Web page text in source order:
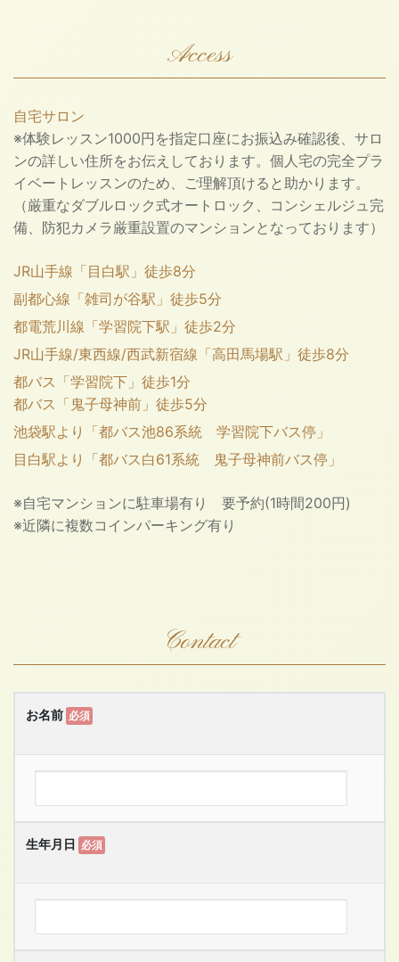
Access
自宅サロン
※体験レッスン1000円を指定口座にお振込み確認後、サロ
ンの詳しい住所をお伝えしております。個人宅の完全プラ
イベートレッスンのため、ご理解頂けると助かります。
（厳重なダブルロック式オートロック、コンシェルジュ完
備、防犯カメラ厳重設置のマンションとなっております）
JR山手線「目白駅」徒歩8分
副都心線「雑司が谷駅」徒歩5分
都電荒川線「学習院下駅」徒歩2分
JR山手線/東西線/西武新宿線「高田馬場駅」徒歩8分
都バス「学習院下」徒歩1分
都バス「鬼子母神前」徒歩5分
池袋駅より「都バス池86系統 学習院下バス停」
目白駅より「都バス白61系統 鬼子母神前バス停」
※自宅マンションに駐車場有り 要予約(1時間200円)
※近隣に複数コインパーキング有り
Contact
お名前 必須
生年月日 必須